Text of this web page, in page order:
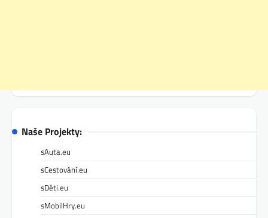
Naše Projekty:
sAuta.eu
sCestování.eu
sDěti.eu
sMobilHry.eu